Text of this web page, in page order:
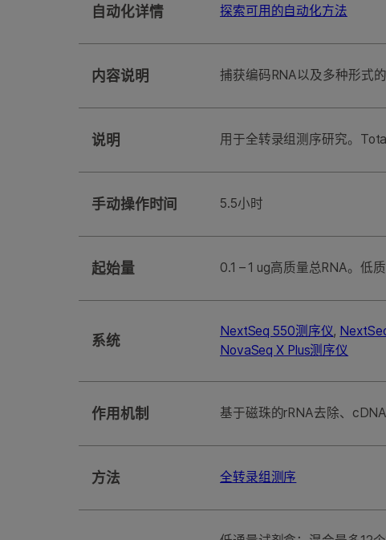
自动化详情 探索可用的自动化方法
内容说明 捕获编码RNA以及多种形式
说明 用于全转录组测序研究。
手动操作时间 5.5小时
起始量 0.1 – 1 ug高质量总RNA。低
系统
NextSeq 550测序仪,
NovaSeq X Plus测序仪
作用机制 基于磁珠的rRNA去除、
方法 全转录组测序